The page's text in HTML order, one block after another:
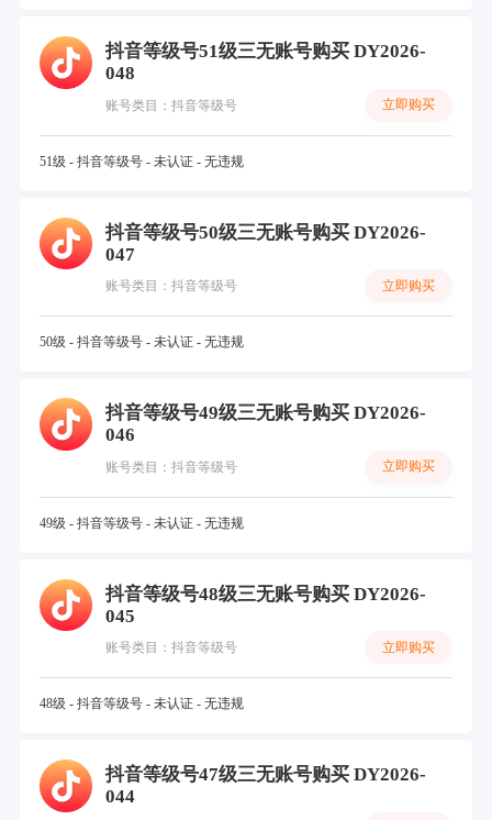
抖音等级号51级三无账号购买 DY2026-
048
账号类目：抖音等级号 立即购买
51级 - 抖音等级号 - 未认证 - 无违规
抖音等级号50级三无账号购买 DY2026-
047
账号类目：抖音等级号 立即购买
50级 - 抖音等级号 - 未认证 - 无违规
抖音等级号49级三无账号购买 DY2026-
046
账号类目：抖音等级号 立即购买
49级 - 抖音等级号 - 未认证 - 无违规
抖音等级号48级三无账号购买 DY2026-
045
账号类目：抖音等级号 立即购买
48级 - 抖音等级号 - 未认证 - 无违规
抖音等级号47级三无账号购买 DY2026-
044